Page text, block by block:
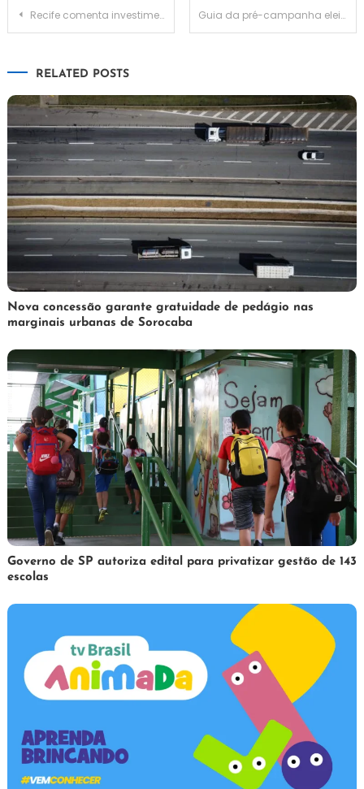
Navegação
Recife comenta investimentos de R$ 3,7 milhões na manutenção viária de mais de 240 grandes vias e corredores Guia da pré-campanha eleições 2024: Do finaciamento coletivo de campanhas!
RELATED POSTS
3
de
de
2025
Redação
Nova concessão garante gratuidade de pedágio nas
marginais urbanas de Sorocaba
1
de
de
Redação
Governo de SP autoriza edital para privatizar gestão de 143
escolas